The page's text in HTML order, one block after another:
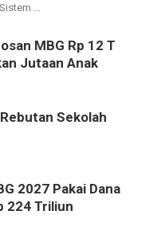
...
MBG Rp 12 T
Jutaan Anak
Sekolah
2027 Pakai Dana
224 Triliun